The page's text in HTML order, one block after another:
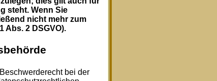
steht. Wenn Sie
nicht mehr zum
Abs. 2 DSGVO).
bei der